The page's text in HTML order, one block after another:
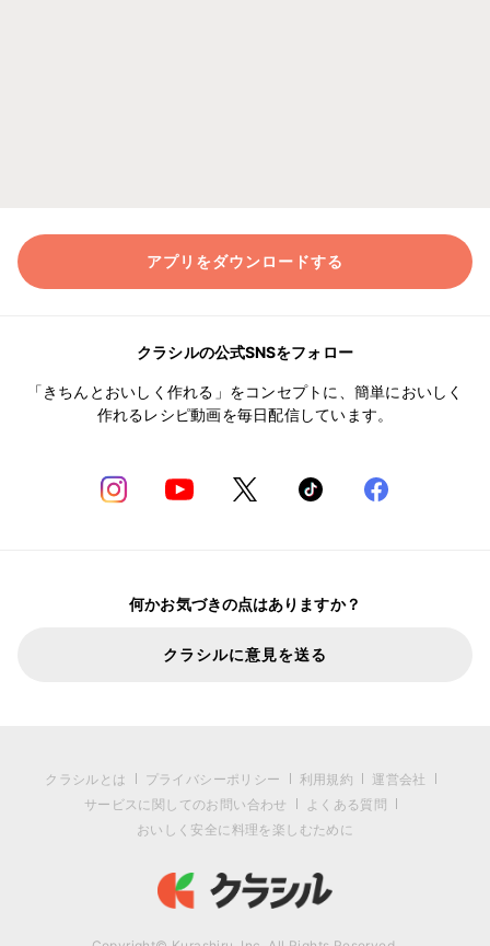
アプリをダウンロードする
クラシルの公式SNSをフォロー
「きちんとおいしく作れる」をコンセプトに、簡単においしく
作れるレシピ動画を毎日配信しています。
何かお気づきの点はありますか？
クラシルに意見を送る
クラシルとは プライバシーポリシー 利用規約
運営会社
サービスに関してのお問い合わせ
よくある質問
おいしく安全に料理を楽しむために